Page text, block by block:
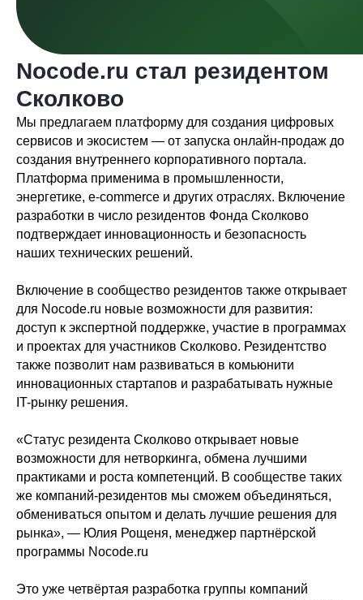
Nocode.ru стал резидентом
Сколково
Мы предлагаем платформу для создания цифровых
сервисов и экосистем — от запуска онлайн-продаж до
создания внутреннего корпоративного портала.
Платформа применима в промышленности,
энергетике, e-commerce и других отраслях. Включение
разработки в число резидентов Фонда Сколково
подтверждает инновационность и безопасность
наших технических решений.
Включение в сообщество резидентов также открывает
для Nocode.ru новые возможности для развития:
доступ к экспертной поддержке, участие в программах
и проектах для участников Сколково. Резидентство
также позволит нам развиваться в комьюнити
инновационных стартапов и разрабатывать нужные
IT-рынку решения.
«Статус резидента Сколково открывает новые
возможности для нетворкинга, обмена лучшими
практиками и роста компетенций. В сообществе таких
же компаний-резидентов мы сможем объединяться,
обмениваться опытом и делать лучшие решения для
рынка», — Юлия Рощеня, менеджер партнёрской
программы Nocode.ru
Это уже четвёртая разработка группы компаний
Всё новое — в нашем
телеграм-канале